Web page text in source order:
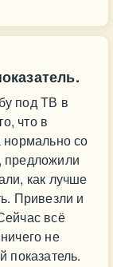
под ТВ в
что в
нормально со
предложили
как лучше
Привезли и
всё
не
показатель.